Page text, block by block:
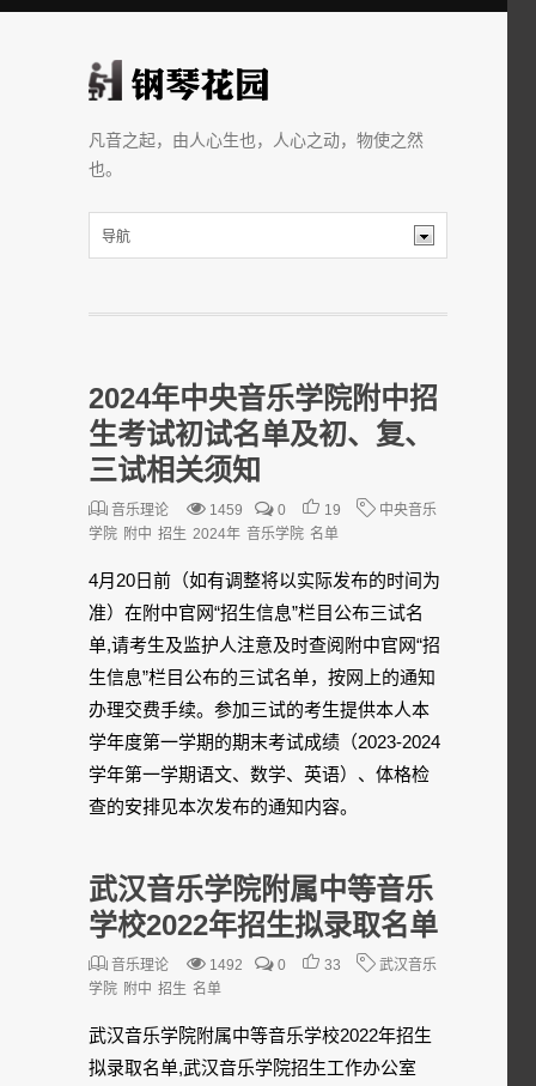
凡音之起，由人心生也，人心之动，物使之然
也。
2024年中央音乐学院附中招
生考试初试名单及初、复、
三试相关须知
音乐理论 1459 0 19
中央音乐
学院 附中 招生 2024年 音乐学院 名单
4月20日前（如有调整将以实际发布的时间为
准）在附中官网“招生信息”栏目公布三试名
单,请考生及监护人注意及时查阅附中官网“招
生信息”栏目公布的三试名单，按网上的通知
办理交费手续。参加三试的考生提供本人本
学年度第一学期的期末考试成绩（2023-2024
学年第一学期语文、数学、英语）、体格检
查的安排见本次发布的通知内容。
武汉音乐学院附属中等音乐
学校2022年招生拟录取名单
音乐理论 1492 0 33
武汉音乐
学院 附中 招生 名单
武汉音乐学院附属中等音乐学校2022年招生
拟录取名单,武汉音乐学院招生工作办公室